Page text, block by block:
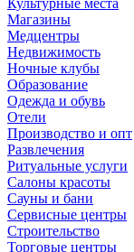
Культурные места
Магазины
Медцентры
Недвижимость
Ночные клубы
Образование
Одежда и обувь
Отели
Производство и опт
Развлечения
Ритуальные услуги
Салоны красоты
Сауны и бани
Сервисные центры
Строительство
Торговые центры